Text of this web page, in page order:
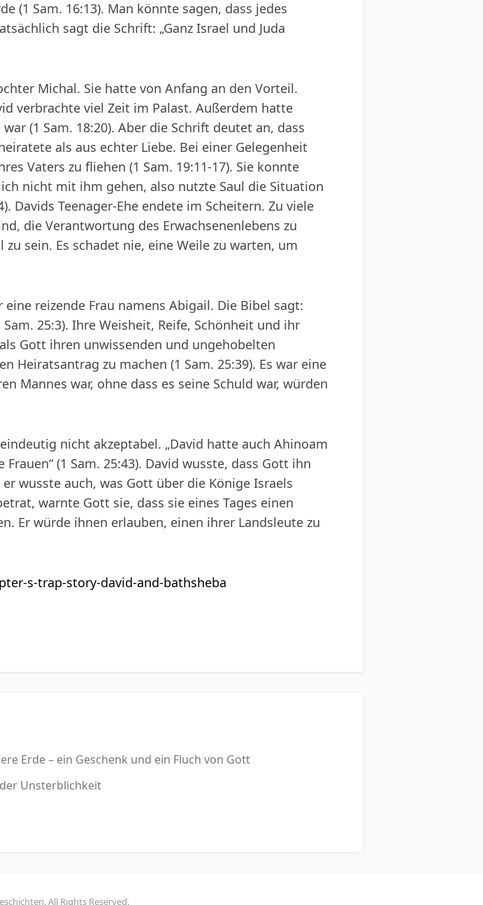
(1 Sam. 16:13). Man könnte sagen, dass jedes
sagt die Schrift: „Ganz Israel und Juda
Michal. Sie hatte von Anfang an den Vorteil.
verbrachte viel Zeit im Palast. Außerdem hatte
(1 Sam. 18:20). Aber die Schrift deutet an, dass
als aus echter Liebe. Bei einer Gelegenheit
Vaters zu fliehen (1 Sam. 19:11-17). Sie konnte
nicht mit ihm gehen, also nutzte Saul die Situation
Davids Teenager-Ehe endete im Scheitern. Zu viele
die Verantwortung des Erwachsenenlebens zu
sein. Es schadet nie, eine Weile zu warten, um
reizende Frau namens Abigail. Die Bibel sagt:
25:3). Ihre Weisheit, Reife, Schönheit und ihr
Gott ihren unwissenden und ungehobelten
Heiratsantrag zu machen (1 Sam. 25:39). Es war eine
Mannes war, ohne dass es seine Schuld war, würden
nicht akzeptabel. „David hatte auch Ahinoam
(1 Sam. 25:43). David wusste, dass Gott ihn
wusste auch, was Gott über die Könige Israels
warnte Gott sie, dass sie eines Tages einen
Er würde ihnen erlauben, einen ihrer Landsleute zu
s-trap-story-david-and-bathsheba
Erde – ein Geschenk und ein Fluch von Gott
Unsterblichkeit
All Rights Reserved.